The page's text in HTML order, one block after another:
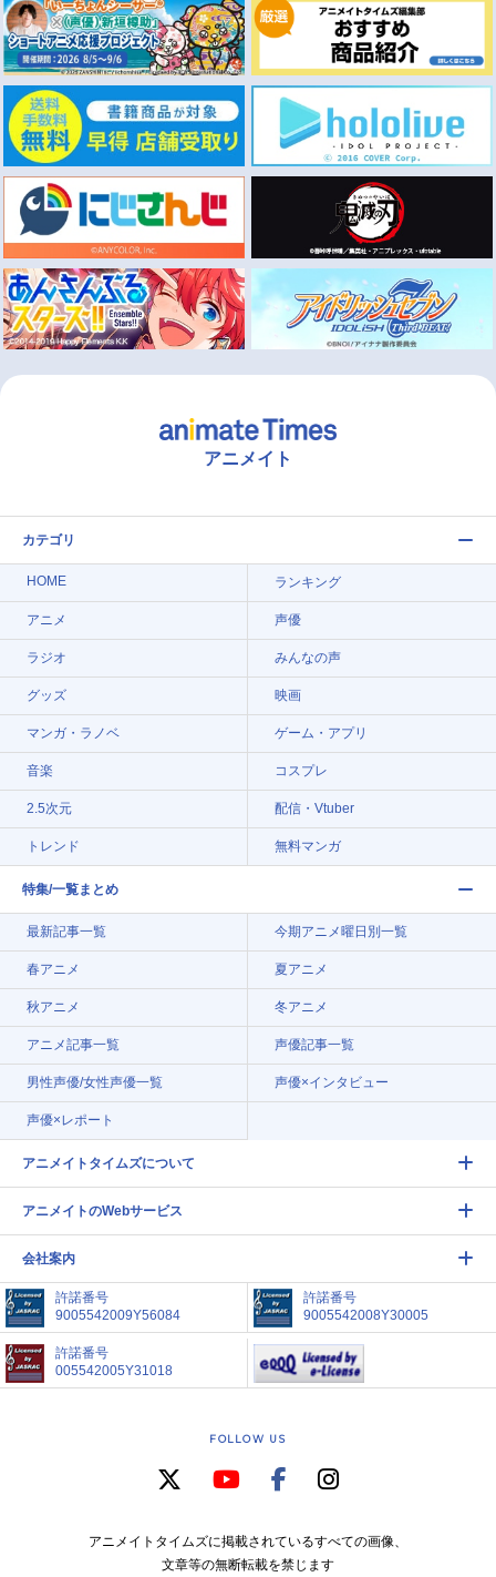
アニメイト
カテゴリ
HOME ランキング
アニメ 声優
ラジオ みんなの声
グッズ 映画
マンガ・ラノベ ゲーム・アプリ
音楽 コスプレ
2.5次元 配信・Vtuber
トレンド 無料マンガ
特集/一覧まとめ
最新記事一覧 今期アニメ曜日別一覧
春アニメ 夏アニメ
秋アニメ 冬アニメ
アニメ記事一覧 声優記事一覧
男性声優/女性声優一覧 声優×インタビュー
声優×レポート
アニメイトタイムズについて
アニメイトのWebサービス
会社案内
許諾番号
9005542009Y56084
許諾番号
9005542008Y30005
許諾番号
005542005Y31018
FOLLOW US
アニメイトタイムズに掲載されているすべての画像、
文章等の無断転載を禁じます